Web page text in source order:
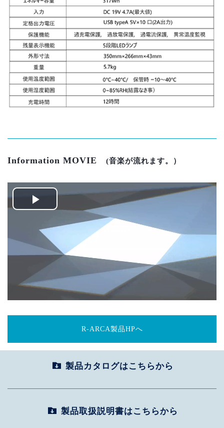
Information MOVIE (音楽が流れます。）
Play
Video
R-ARCA製品HPへ
製品カタログはこちらから
製品取扱説明書はこちらから